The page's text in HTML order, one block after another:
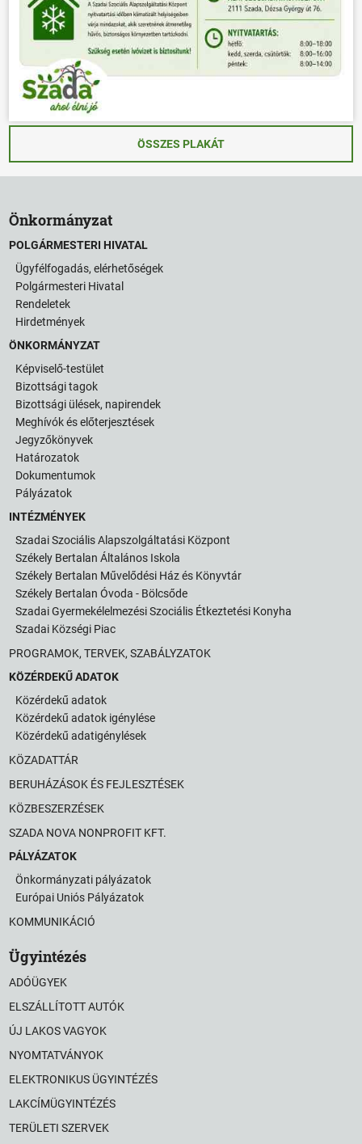
ÖSSZES PLAKÁT
Önkormányzat
POLGÁRMESTERI HIVATAL
Ügyfélfogadás, elérhetőségek
Polgármesteri Hivatal
Rendeletek
Hirdetmények
ÖNKORMÁNYZAT
Képviselő-testület
Bizottsági tagok
Bizottsági ülések, napirendek
Meghívók és előterjesztések
Jegyzőkönyvek
Határozatok
Dokumentumok
Pályázatok
INTÉZMÉNYEK
Szadai Szociális Alapszolgáltatási Központ
Székely Bertalan Általános Iskola
Székely Bertalan Művelődési Ház és Könyvtár
Székely Bertalan Óvoda - Bölcsőde
Szadai Gyermekélelmezési Szociális Étkeztetési Konyha
Szadai Községi Piac
PROGRAMOK, TERVEK, SZABÁLYZATOK
KÖZÉRDEKŰ ADATOK
Közérdekű adatok
Közérdekű adatok igénylése
Közérdekű adatigénylések
KÖZADATTÁR
BERUHÁZÁSOK ÉS FEJLESZTÉSEK
KÖZBESZERZÉSEK
SZADA NOVA NONPROFIT KFT.
PÁLYÁZATOK
Önkormányzati pályázatok
Európai Uniós Pályázatok
KOMMUNIKÁCIÓ
Ügyintézés
ADÓÜGYEK
ELSZÁLLÍTOTT AUTÓK
ÚJ LAKOS VAGYOK
NYOMTATVÁNYOK
ELEKTRONIKUS ÜGYINTÉZÉS
LAKCÍMÜGYINTÉZÉS
TERÜLETI SZERVEK